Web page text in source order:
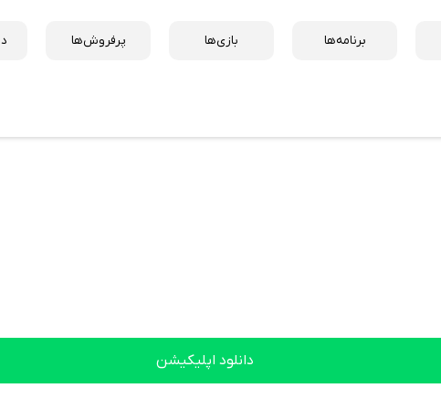
برنامه‌ها بازی‌ها پرفروش‌ها
دانلود اپلیکیشن